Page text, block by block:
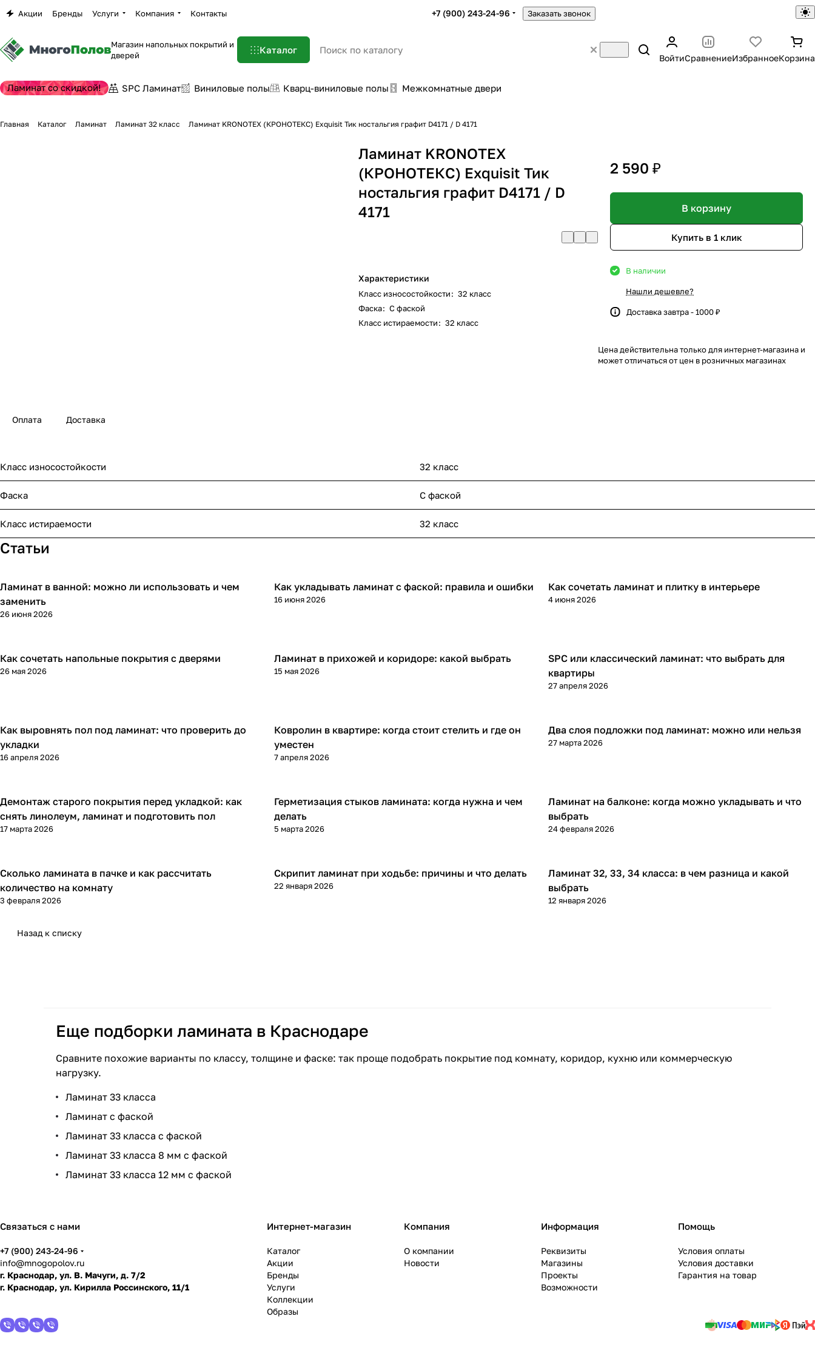
Акции Бренды Услуги Компания Контакты +7 (900) 243-24-96 Заказать звонок
Магазин напольных покрытий и
дверей
Каталог
ВойтиСравнениеИзбранноеКорзина
Ламинат со скидкой! SPC Ламинат Виниловые полы Кварц-виниловые полы Межкомнатные двери
Главная Каталог Ламинат Ламинат 32 класс Ламинат KRONOTEX (КРОНОТЕКС) Exquisit Тик ностальгия графит D4171 / D 4171
Ламинат KRONOTEX
(КРОНОТЕКС) Exquisit Тик
ностальгия графит D4171 / D
4171
Характеристики
Класс износостойкости: 32 класс
Фаска: С фаской
Класс истираемости: 32 класс
2 590 ₽
В корзину
Купить в 1 клик
В наличии
Нашли дешевле?
Доставка завтра - 1000 ₽
Цена действительна только для интернет-магазина и
может отличаться от цен в розничных магазинах
Оплата Доставка
Класс износостойкости 32 класс
Фаска С фаской
Класс истираемости 32 класс
Статьи
Напольные покрытия
Ламинат в ванной: можно ли использовать и чем
заменить
26 июня 2026
Напольные покрытия
Как укладывать ламинат с фаской: правила и ошибки
16 июня 2026
Напольные покрытия
Как сочетать ламинат и плитку в интерьере
4 июня 2026
Напольные покрытия
Как сочетать напольные покрытия с дверями
26 мая 2026
Напольные покрытия
Ламинат в прихожей и коридоре: какой выбрать
15 мая 2026
Напольные покрытия
SPC или классический ламинат: что выбрать для
квартиры
27 апреля 2026
Напольные покрытия
Как выровнять пол под ламинат: что проверить до
укладки
16 апреля 2026
Напольные покрытия
Ковролин в квартире: когда стоит стелить и где он
уместен
7 апреля 2026
Напольные покрытия
Два слоя подложки под ламинат: можно или нельзя
27 марта 2026
Напольные покрытия
Демонтаж старого покрытия перед укладкой: как
снять линолеум, ламинат и подготовить пол
17 марта 2026
Напольные покрытия
Герметизация стыков ламината: когда нужна и чем
делать
5 марта 2026
Напольные покрытия
Ламинат на балконе: когда можно укладывать и что
выбрать
24 февраля 2026
Напольные покрытия
Сколько ламината в пачке и как рассчитать
количество на комнату
3 февраля 2026
Напольные покрытия
Скрипит ламинат при ходьбе: причины и что делать
22 января 2026
Напольные покрытия
Ламинат 32, 33, 34 класса: в чем разница и какой
выбрать
12 января 2026
Назад к списку
Еще подборки ламината в Краснодаре
Сравните похожие варианты по классу, толщине и фаске: так проще подобрать покрытие под комнату, коридор, кухню или коммерческую
нагрузку.
Ламинат 33 класса
Ламинат с фаской
Ламинат 33 класса с фаской
Ламинат 33 класса 8 мм с фаской
Ламинат 33 класса 12 мм с фаской
Связаться с нами
+7 (900) 243-24-96
info@mnogopolov.ru
г. Краснодар, ул. В. Мачуги, д. 7/2
г. Краснодар, ул. Кирилла Россинского, 11/1
Интернет-магазин
Каталог
Акции
Бренды
Услуги
Коллекции
Образы
Компания
О компании
Новости
Информация
Реквизиты
Магазины
Проекты
Возможности
Помощь
Условия оплаты
Условия доставки
Гарантия на товар